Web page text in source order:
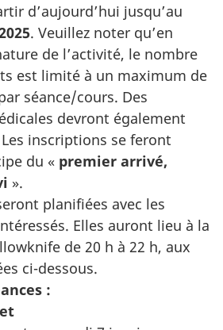
d’aujourd’hui jusqu’au
. Veuillez noter qu’en
de l’activité, le nombre
est limité à un maximum de
séance/cours. Des
devront également
inscriptions se feront
du « premier arrivé,
».
planifiées avec les
Elles auront lieu à la
de 20 h à 22 h, aux
ci-dessous.
: